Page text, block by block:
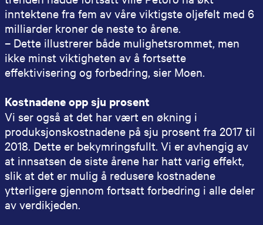
inntektene fra fem av våre viktigste oljefelt med 6
milliarder kroner de neste to årene.
– Dette illustrerer både mulighetsrommet, men
ikke minst viktigheten av å fortsette
effektivisering og forbedring, sier Moen.
Kostnadene opp sju prosent
Vi ser også at det har vært en økning i
produksjonskostnadene på sju prosent fra 2017 til
2018. Dette er bekymringsfullt. Vi er avhengig av
at innsatsen de siste årene har hatt varig effekt,
slik at det er mulig å redusere kostnadene
ytterligere gjennom fortsatt forbedring i alle deler
av verdikjeden.